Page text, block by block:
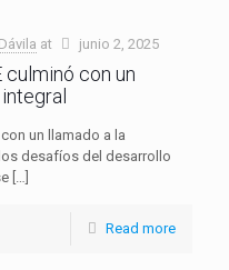
at junio 2, 2025
culminó con un
un llamado a la
desafíos del desarrollo
[…]
Read more